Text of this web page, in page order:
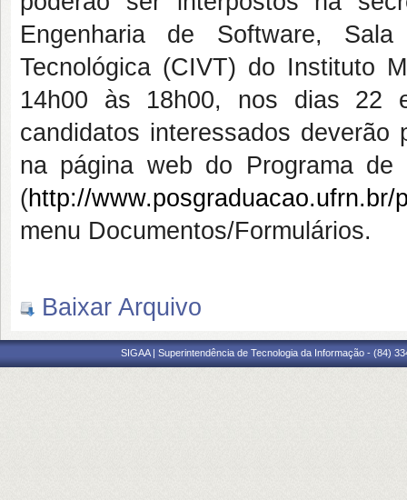
Engenharia de Software,
Tecnológica (CIVT) do Instituto
14h00 às 18h00, nos dias 22
candidatos interessados deverão
na página web do Programa de
(http://www.posgraduacao.ufrn.br/
menu Documentos/Formulários.
Baixar Arquivo
SIGAA | Superintendência de Tecnologia da Informação - (84)